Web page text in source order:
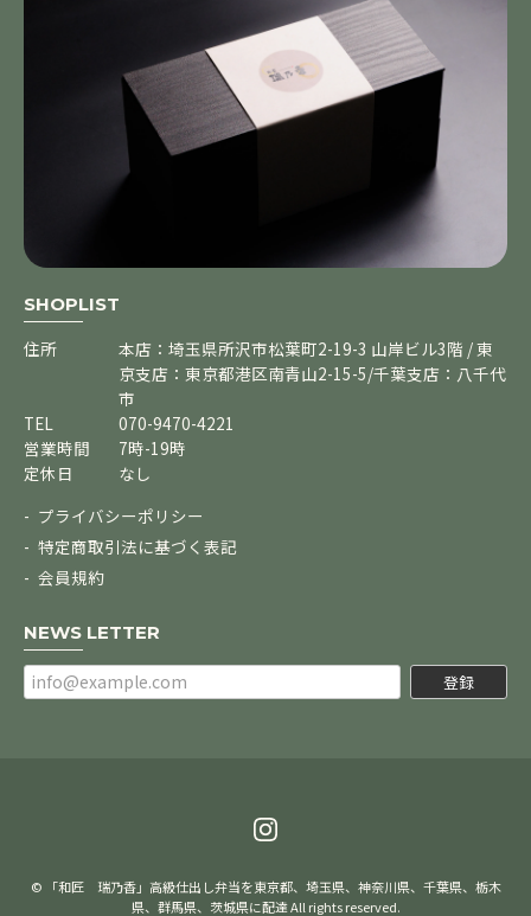
SHOPLIST
住所
本店：埼玉県所沢市松葉町2-19-3 山岸ビル3階 / 東
京支店：東京都港区南青山2-15-5/千葉支店：八千代
市
TEL
070-9470-4221
営業時間
7時-19時
定休日
なし
プライバシーポリシー
特定商取引法に基づく表記
会員規約
NEWS LETTER
登録
© 「和匠 瑞乃香」高級仕出し弁当を東京都、埼玉県、神奈川県、千葉県、栃木
県、群馬県、茨城県に配達 All rights reserved.